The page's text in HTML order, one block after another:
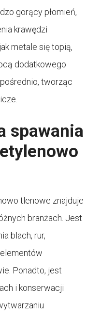
gorący płomień,
krawędzi
metale się topią,
dodatkowego
tworząc
spawania
tlenowe znajduje
branżach. Jest
blach, rur,
Ponadto, jest
i konserwacji